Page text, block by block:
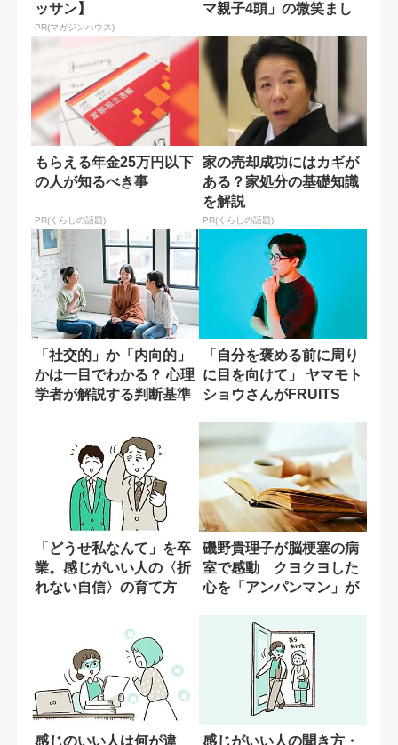
ッサン】
PR(マガジンハウス)
マ親子4頭」の微笑まし
もらえる年金25万円以下
の人が知るべき事
PR(くらしの話題)
家の売却成功にはカギが
ある？家処分の基礎知識
を解説
PR(くらしの話題)
「社交的」か「内向的」
かは一目でわかる？ 心理
学者が解説する判断基準
「自分を褒める前に周り
に目を向けて」 ヤマモト
ショウさんがFRUITS
「どうせ私なんて」を卒
業。感じがいい人の〈折
れない自信〉の育て方
磯野貴理子が脳梗塞の病
室で感動 クヨクヨした
心を「アンパンマン」が
感じのいい人は何が違 感じがいい人の聞き方・